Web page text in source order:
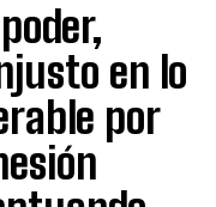
en lo
por